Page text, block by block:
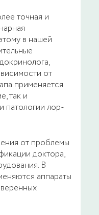
точная и
в нашей
от
применяется
так и
патологии лор-
от проблемы
доктора,
В
аппараты